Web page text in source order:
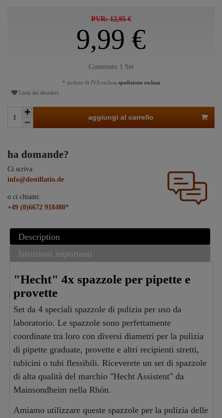
PVR: 12,95 €
9,99 €
Contenuto 1 Set
* incluso di IVA esclusa spedizione esclusa
Lista dei desideri
aggiungi al carrello
ha domande?
Ci scriva:
info@destillatio.de
o ci chiami:
+49 (0)6672 918480*
Description
Istruzioni importanti
"Hecht" 4x spazzole per pipette e
provette
Set da 4 speciali spazzole di pulizia per uso da
laboratorio. Le spazzole sono perfettamente
coordinate tra loro con diversi diametri per la pulizia
di pipette graduate, provette e altri recipienti stretti,
tubicini o tubi flessibili. Riceverete un set di spazzole
di alta qualità del marchio "Hecht Assistent" da
Mainsondheim nella Rhön.
Amiamo utilizzare queste spazzole per la pulizia delle